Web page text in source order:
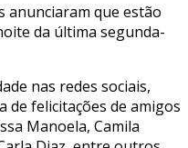
anunciaram que estão
da última segunda-
nas redes sociais,
de felicitações de amigos
Manoela, Camila